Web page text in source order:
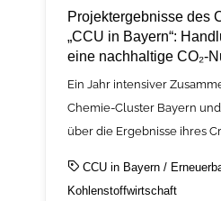
Projektergebnisse des
„CCU in Bayern“:
eine nachhaltige CO₂-
Ein Jahr intensiver
Chemie-Cluster Bayern und
über die Ergebnisse ihres
CCU in Bayern /
Kohlenstoffwirtschaft